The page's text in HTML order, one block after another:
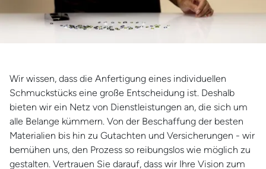
Wir wissen, dass die Anfertigung eines individuellen
Schmuckstücks eine große Entscheidung ist. Deshalb
bieten wir ein Netz von Dienstleistungen an, die sich um
alle Belange kümmern. Von der Beschaffung der besten
Materialien bis hin zu Gutachten und Versicherungen - wir
bemühen uns, den Prozess so reibungslos wie möglich zu
gestalten. Vertrauen Sie darauf, dass wir Ihre Vision zum